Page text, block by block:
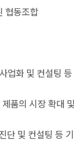
협동조합
업화 및 컨설팅 등
품의 시장 확대
단 및 컨설팅 등